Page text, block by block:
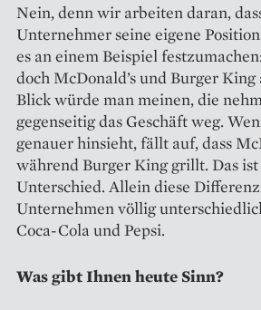
Nein, denn wir arbeiten daran,
Unternehmer seine eigene
es an einem Beispiel
doch McDonald’s und Burger
Blick würde man meinen, die
gegenseitig das Geschäft weg.
genauer hinsieht, fällt auf, dass
während Burger King grillt. Das
Unterschied. Allein diese
Unternehmen völlig
Coca-Cola und Pepsi.
Was gibt Ihnen heute Sinn?